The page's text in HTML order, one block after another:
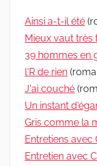
Ainsi a-t-il été
Mieux vaut très
39 hommes en
l'R de rien
J'ai couché
Un instant
Gris comme la
Entretiens avec
Entretien avec